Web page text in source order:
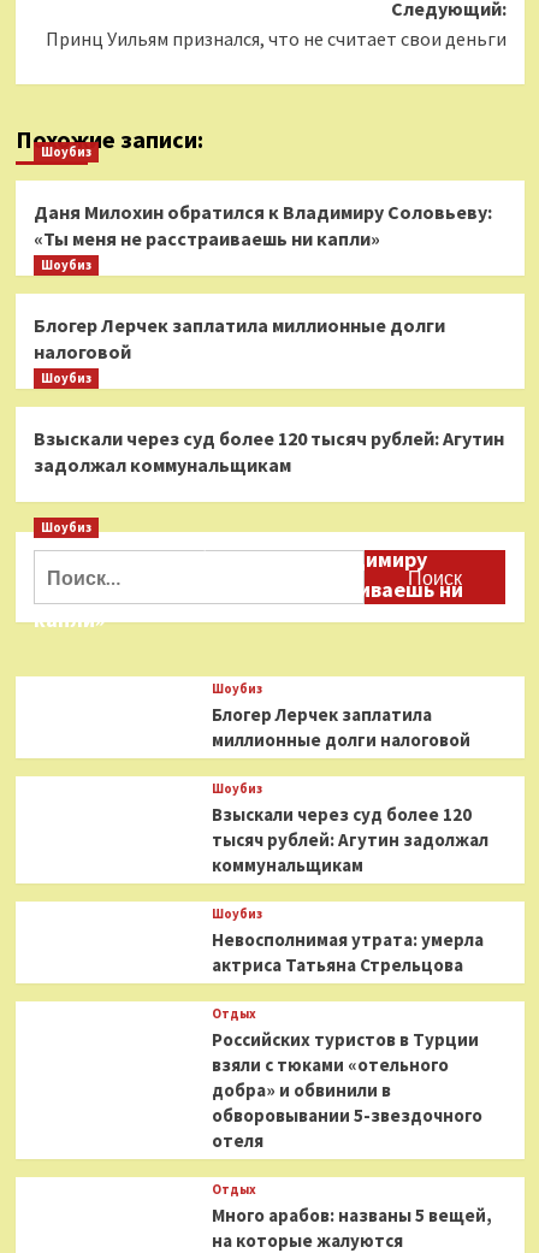
Следующий:
Принц Уильям признался, что не считает свои деньги
Похожие записи:
Шоубиз
Даня Милохин обратился к Владимиру Соловьеву:
«Ты меня не расстраиваешь ни капли»
Шоубиз
Блогер Лерчек заплатила миллионные долги
налоговой
Шоубиз
Взыскали через суд более 120 тысяч рублей: Агутин
задолжал коммунальщикам
Шоубиз
Даня Милохин обратился к Владимиру
Соловьеву: «Ты меня не расстраиваешь ни
капли»
Шоубиз
Блогер Лерчек заплатила
миллионные долги налоговой
Шоубиз
Взыскали через суд более 120
тысяч рублей: Агутин задолжал
коммунальщикам
Шоубиз
Невосполнимая утрата: умерла
актриса Татьяна Стрельцова
Отдых
Российских туристов в Турции
взяли с тюками «отельного
добра» и обвинили в
обворовывании 5-звездочного
отеля
Отдых
Много арабов: названы 5 вещей,
на которые жалуются